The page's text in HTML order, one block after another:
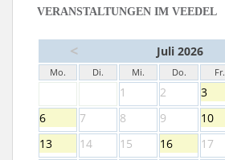
VERANSTALTUNGEN IM VEEDEL
< Juli 2026
Mo. Di. Mi. Do. Fr.
1 2 3
6
7 8 9 10
13
14 15 16 17